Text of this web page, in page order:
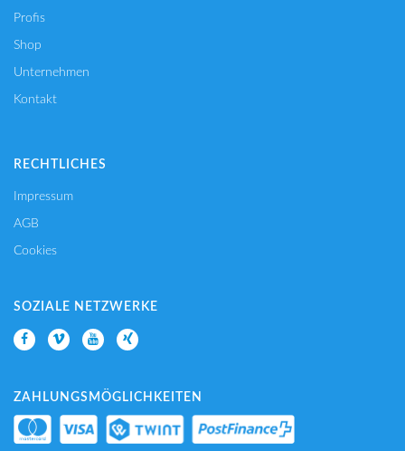
Profis
Shop
Unternehmen
Kontakt
RECHTLICHES
Impressum
AGB
Cookies
SOZIALE NETZWERKE
ZAHLUNGSMÖGLICHKEITEN